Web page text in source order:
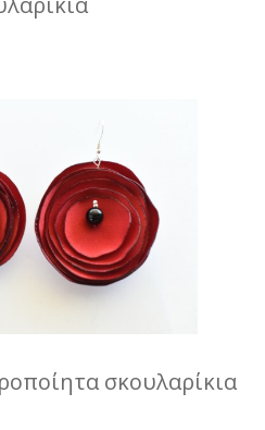
σκουλαρίκια